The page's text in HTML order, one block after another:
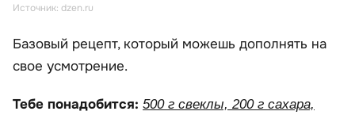
Источник: dzen.ru
Базовый рецепт, который можешь дополнять на
свое усмотрение.
Тебе понадобится: 500 г свеклы, 200 г сахара,